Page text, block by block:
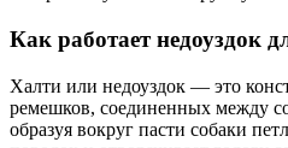
Как работает недоуздок
Халти или недоуздок — это
ремешков, соединенных между
образуя вокруг пасти собаки